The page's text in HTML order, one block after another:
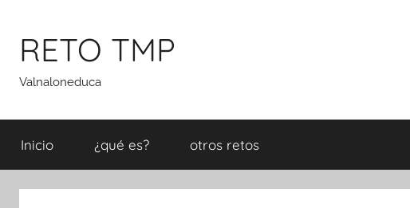
contenido
RETO TMP
Valnaloneduca
Inicio ¿qué es? otros retos